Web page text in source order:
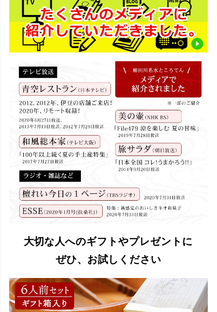
大切な人へのギフトやプレゼントに
ぜひ、お試しください